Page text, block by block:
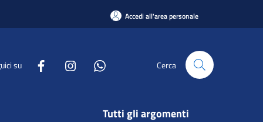
Accedi all'area personale
su Cerca
Tutti gli argomenti